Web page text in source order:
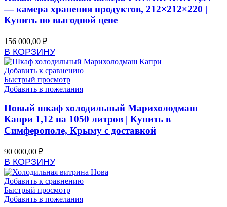
— камера хранения продуктов, 212×212×220 |
Купить по выгодной цене
156 000,00 ₽
В КОРЗИНУ
Добавить к сравнению
Быстрый просмотр
Добавить в пожелания
Новый шкаф холодильный Марихолодмаш
Капри 1,12 на 1050 литров | Купить в
Симферополе, Крыму с доставкой
90 000,00 ₽
В КОРЗИНУ
Добавить к сравнению
Быстрый просмотр
Добавить в пожелания